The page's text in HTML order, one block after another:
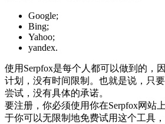
Google;
Bing;
Yahoo;
yandex.
使用Serpfox是每个人都可以做到的，
计划，没有时间限制。也就是说，只
尝试，没有具体的承诺。
要注册，你必须使用你在Serpfox网站
于你可以无限制地免费试用这个工具